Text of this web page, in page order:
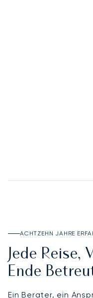
ACHTZEHN JAHRE
Jede Reise,
Ende
Ein Berater, ein